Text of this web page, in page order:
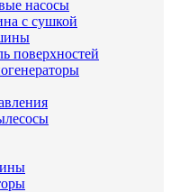
насосы
с сушкой
поверхностей